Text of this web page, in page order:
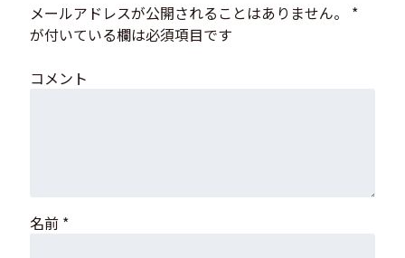
メールアドレスが公開されることはありません。
*
が付いている欄は必須項目です
コメント
名前 *